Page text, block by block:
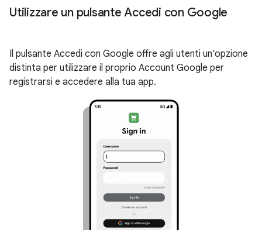
Utilizzare un pulsante Accedi con Google
Il pulsante Accedi con Google offre agli utenti un'opzione
distinta per utilizzare il proprio Account Google per
registrarsi e accedere alla tua app.